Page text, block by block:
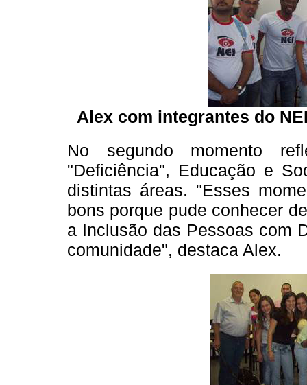
Alex com integrantes do
No segundo momento
"Deficiência", Educação e
distintas áreas. "Esses
bons porque pude conhecer
a Inclusão das Pessoas com
comunidade", destaca Alex.